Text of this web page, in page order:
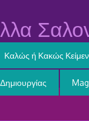
Καλώς ή Κακώς